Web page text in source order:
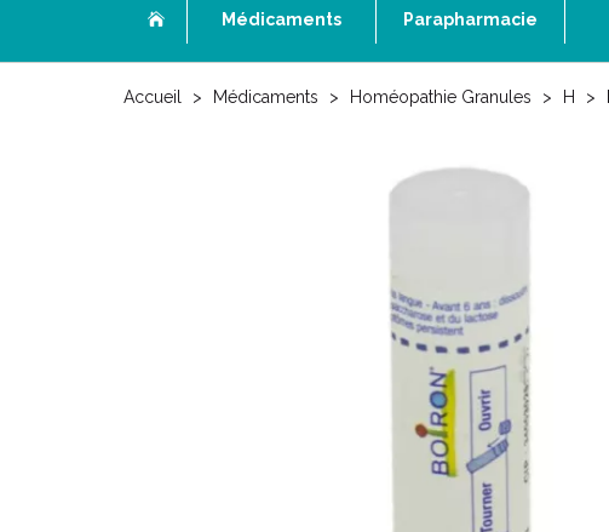
Médicaments Parapharmacie
Accueil Médicaments Homéopathie Granules H